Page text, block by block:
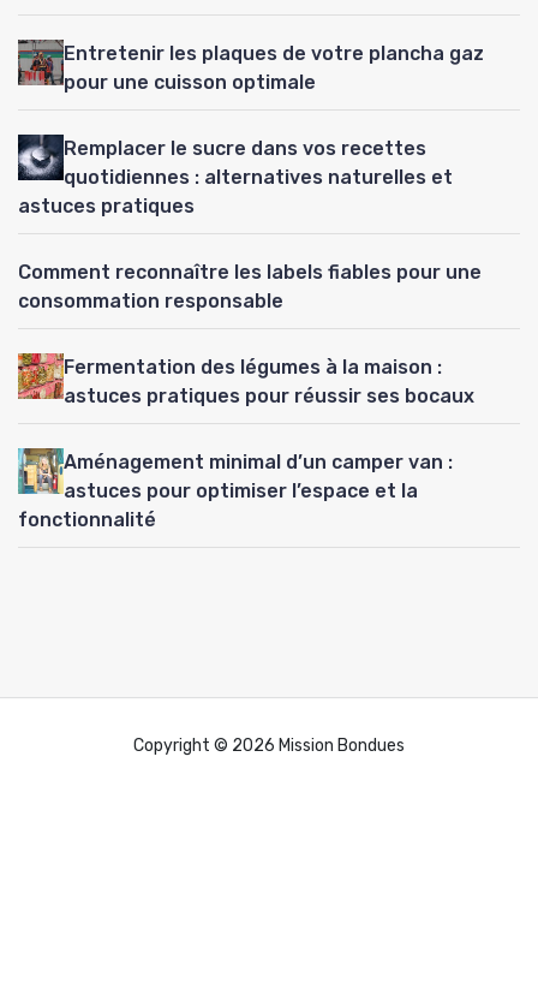
Entretenir les plaques de votre plancha gaz
pour une cuisson optimale
Remplacer le sucre dans vos recettes
quotidiennes : alternatives naturelles et
astuces pratiques
Comment reconnaître les labels fiables pour une
consommation responsable
Fermentation des légumes à la maison :
astuces pratiques pour réussir ses bocaux
Aménagement minimal d’un camper van :
astuces pour optimiser l’espace et la
fonctionnalité
Copyright © 2026 Mission Bondues